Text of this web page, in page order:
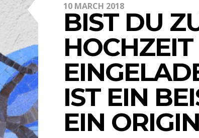
10 MARCH 2018
BIST DU
HOCHZEIT
IST EIN
EIN